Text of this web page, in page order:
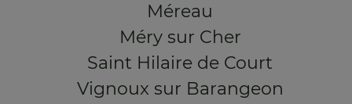
Méreau
Méry sur Cher
Saint Hilaire de Court
Vignoux sur Barangeon